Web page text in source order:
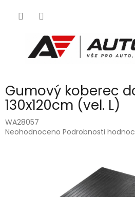
Gumový koberec
130x120cm (vel. L)
WA28057
Průměrné
Neohodnoceno Podrobnosti